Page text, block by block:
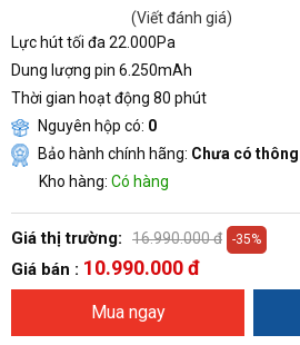
(Viết đánh giá)
Lực hút tối đa 22.000Pa
Dung lượng pin 6.250mAh
Thời gian hoạt động 80 phút
Nguyên hộp có: 0
Bảo hành chính hãng: Chưa có
Kho hàng: Có hàng
Giá thị trường: 16.990.000 đ -35%
Giá bán : 10.990.000 đ
Mua ngay